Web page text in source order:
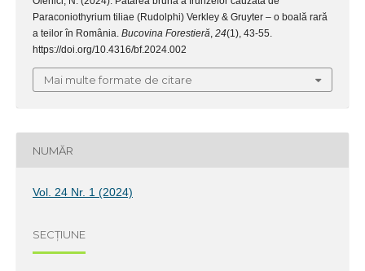
Paraconiothyrium tiliae (Rudolphi) Verkley & Gruyter – o boală rară
a teilor în România. Bucovina Forestieră, 24(1), 43-55.
https://doi.org/10.4316/bf.2024.002
Mai multe formate de citare
NUMĂR
Vol. 24 Nr. 1 (2024)
SECȚIUNE